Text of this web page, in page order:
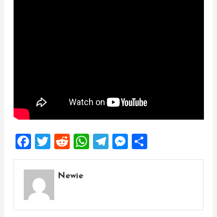
Facebook
Twitter
Reddit
WhatsApp
Telegram
Messenger
Share
Newie